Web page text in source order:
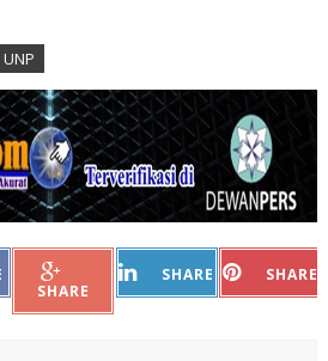
SHARE
SHARE SHARE